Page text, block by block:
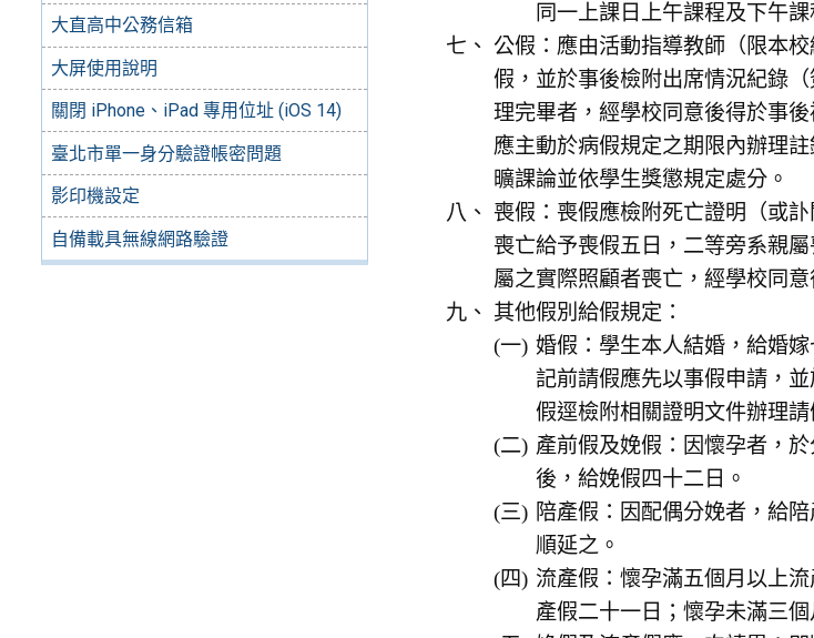
大直高中公務信箱
大屏使用說明
關閉 iPhone、iPad 專用位址 (iOS 14)
臺北市單一身分驗證帳密問題
影印機設定
自備載具無線網路驗證
同一上課日上午課程及下午課
公假：應由活動指導教師（限本
假，並於事後檢附出席情況紀錄
理完畢者，經學校同意後得於事
應主動於病假規定之期限內辦理
曠課論並依學生獎懲規定處分。
喪假：喪假應檢附死亡證明（或
喪亡給予喪假五日，二等旁系親
屬之實際照顧者喪亡，經學校同
其他假別給假規定：
婚假：學生本人結婚，給婚
記前請假應先以事假申請，
假逕檢附相關證明文件辦理請
產前假及娩假：因懷孕者，
後，給娩假四十二日。
陪產假：因配偶分娩者，給
順延之。
流產假：懷孕滿五個月以上
產假二十一日；懷孕未滿三